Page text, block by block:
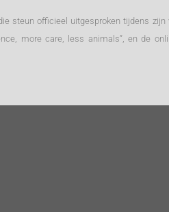
steun officieel uitgesproken tijdens
more care, less animals”, en de